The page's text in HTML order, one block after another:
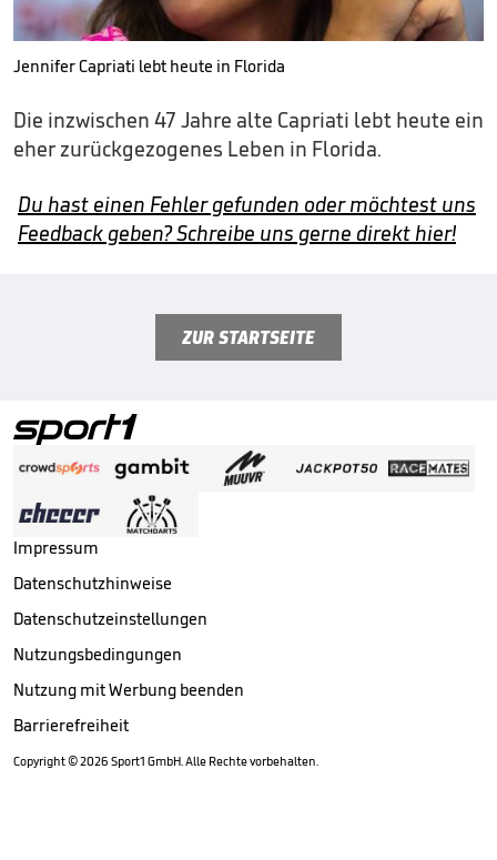
Jennifer Capriati lebt heute in Florida
Die inzwischen 47 Jahre alte Capriati lebt heute ein
eher zurückgezogenes Leben in Florida.
Du hast einen Fehler gefunden oder möchtest uns
Feedback geben? Schreibe uns gerne direkt hier!
ZUR STARTSEITE
Impressum
Datenschutzhinweise
Datenschutzeinstellungen
Nutzungsbedingungen
Nutzung mit Werbung beenden
Barrierefreiheit
Copyright ©2026 Sport1 GmbH. Alle Rechte vorbehalten.